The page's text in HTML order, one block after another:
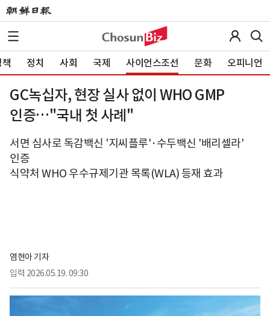
정치 사회 국제 사이언스조선 문화 오피니언
GC녹십자, 현장 실사 없이 WHO GMP
인증…"국내 첫 사례"
서면 심사로 독감백신 '지씨플루'·수두백신 '배리셀라'
인증
식약처 WHO 우수규제기관 목록(WLA) 등재 효과
염현아 기자
입력 2026.05.19. 09:30